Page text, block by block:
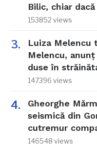
Bilic, chiar
153852 views
Luiza Melencu
Melencu,
duse în
147396 views
Gheorghe
seismică din
cutremur
146548 views